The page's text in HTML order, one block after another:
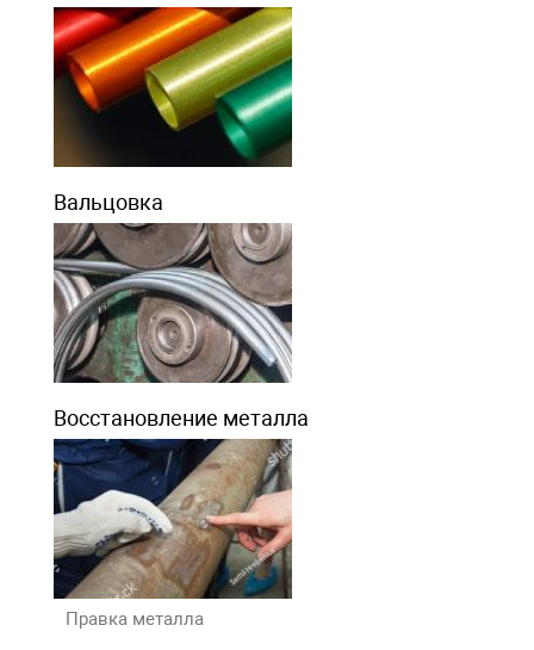
Вальцовка
Восстановление металла
Правка металла